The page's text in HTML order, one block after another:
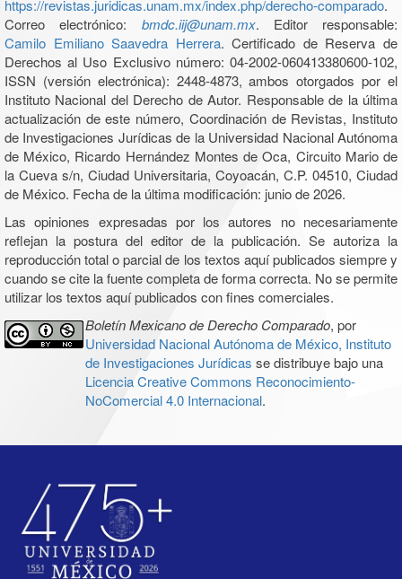
https://revistas.juridicas.unam.mx/index.php/derecho-comparado.
Correo electrónico: bmdc.iij@unam.mx. Editor responsable:
Camilo Emiliano Saavedra Herrera. Certificado de Reserva de
Derechos al Uso Exclusivo número: 04-2002-060413380600-102,
ISSN (versión electrónica): 2448-4873, ambos otorgados por el
Instituto Nacional del Derecho de Autor. Responsable de la última
actualización de este número, Coordinación de Revistas, Instituto
de Investigaciones Jurídicas de la Universidad Nacional Autónoma
de México, Ricardo Hernández Montes de Oca, Circuito Mario de
la Cueva s/n, Ciudad Universitaria, Coyoacán, C.P. 04510, Ciudad
de México. Fecha de la última modificación: junio de 2026.
Las opiniones expresadas por los autores no necesariamente
reflejan la postura del editor de la publicación. Se autoriza la
reproducción total o parcial de los textos aquí publicados siempre y
cuando se cite la fuente completa de forma correcta. No se permite
utilizar los textos aquí publicados con fines comerciales.
Boletín Mexicano de Derecho Comparado, por
Universidad Nacional Autónoma de México, Instituto
de Investigaciones Jurídicas se distribuye bajo una
Licencia Creative Commons Reconocimiento-
NoComercial 4.0 Internacional.